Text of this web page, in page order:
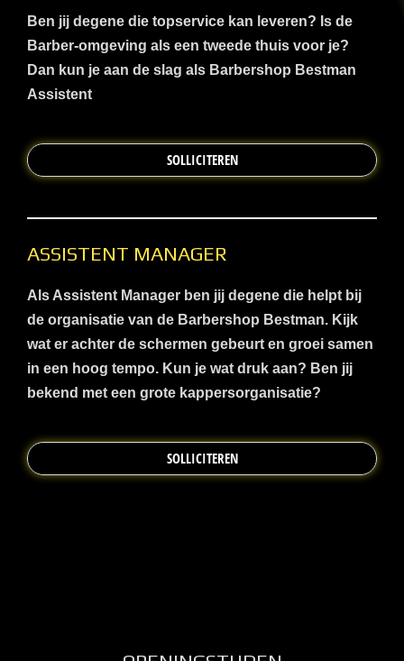
Ben jij degene die topservice kan leveren? Is de
Barber-omgeving als een tweede thuis voor je?
Dan kun je aan de slag als Barbershop Bestman
Assistent
SOLLICITEREN
ASSISTENT MANAGER
Als Assistent Manager ben jij degene die helpt bij
de organisatie van de Barbershop Bestman. Kijk
wat er achter de schermen gebeurt en groei samen
in een hoog tempo. Kun je wat druk aan? Ben jij
bekend met een grote kappersorganisatie?
SOLLICITEREN